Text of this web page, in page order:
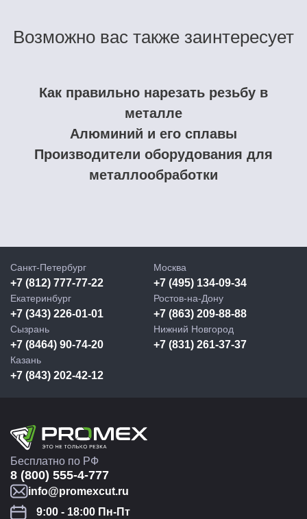
Возможно вас также заинтересует
Как правильно нарезать резьбу в
металле
Алюминий и его сплавы
Производители оборудования для
металлообработки
Санкт-Петербург
+7 (812) 777-77-22
Москва
+7 (495) 134-09-34
Екатеринбург
+7 (343) 226-01-01
Ростов-на-Дону
+7 (863) 209-88-88
Сызрань
+7 (8464) 90-74-20
Нижний Новгород
+7 (831) 261-37-37
Казань
+7 (843) 202-42-12
Бесплатно по РФ
8 (800) 555-4-777
info@promexcut.ru
9:00 - 18:00 Пн-Пт